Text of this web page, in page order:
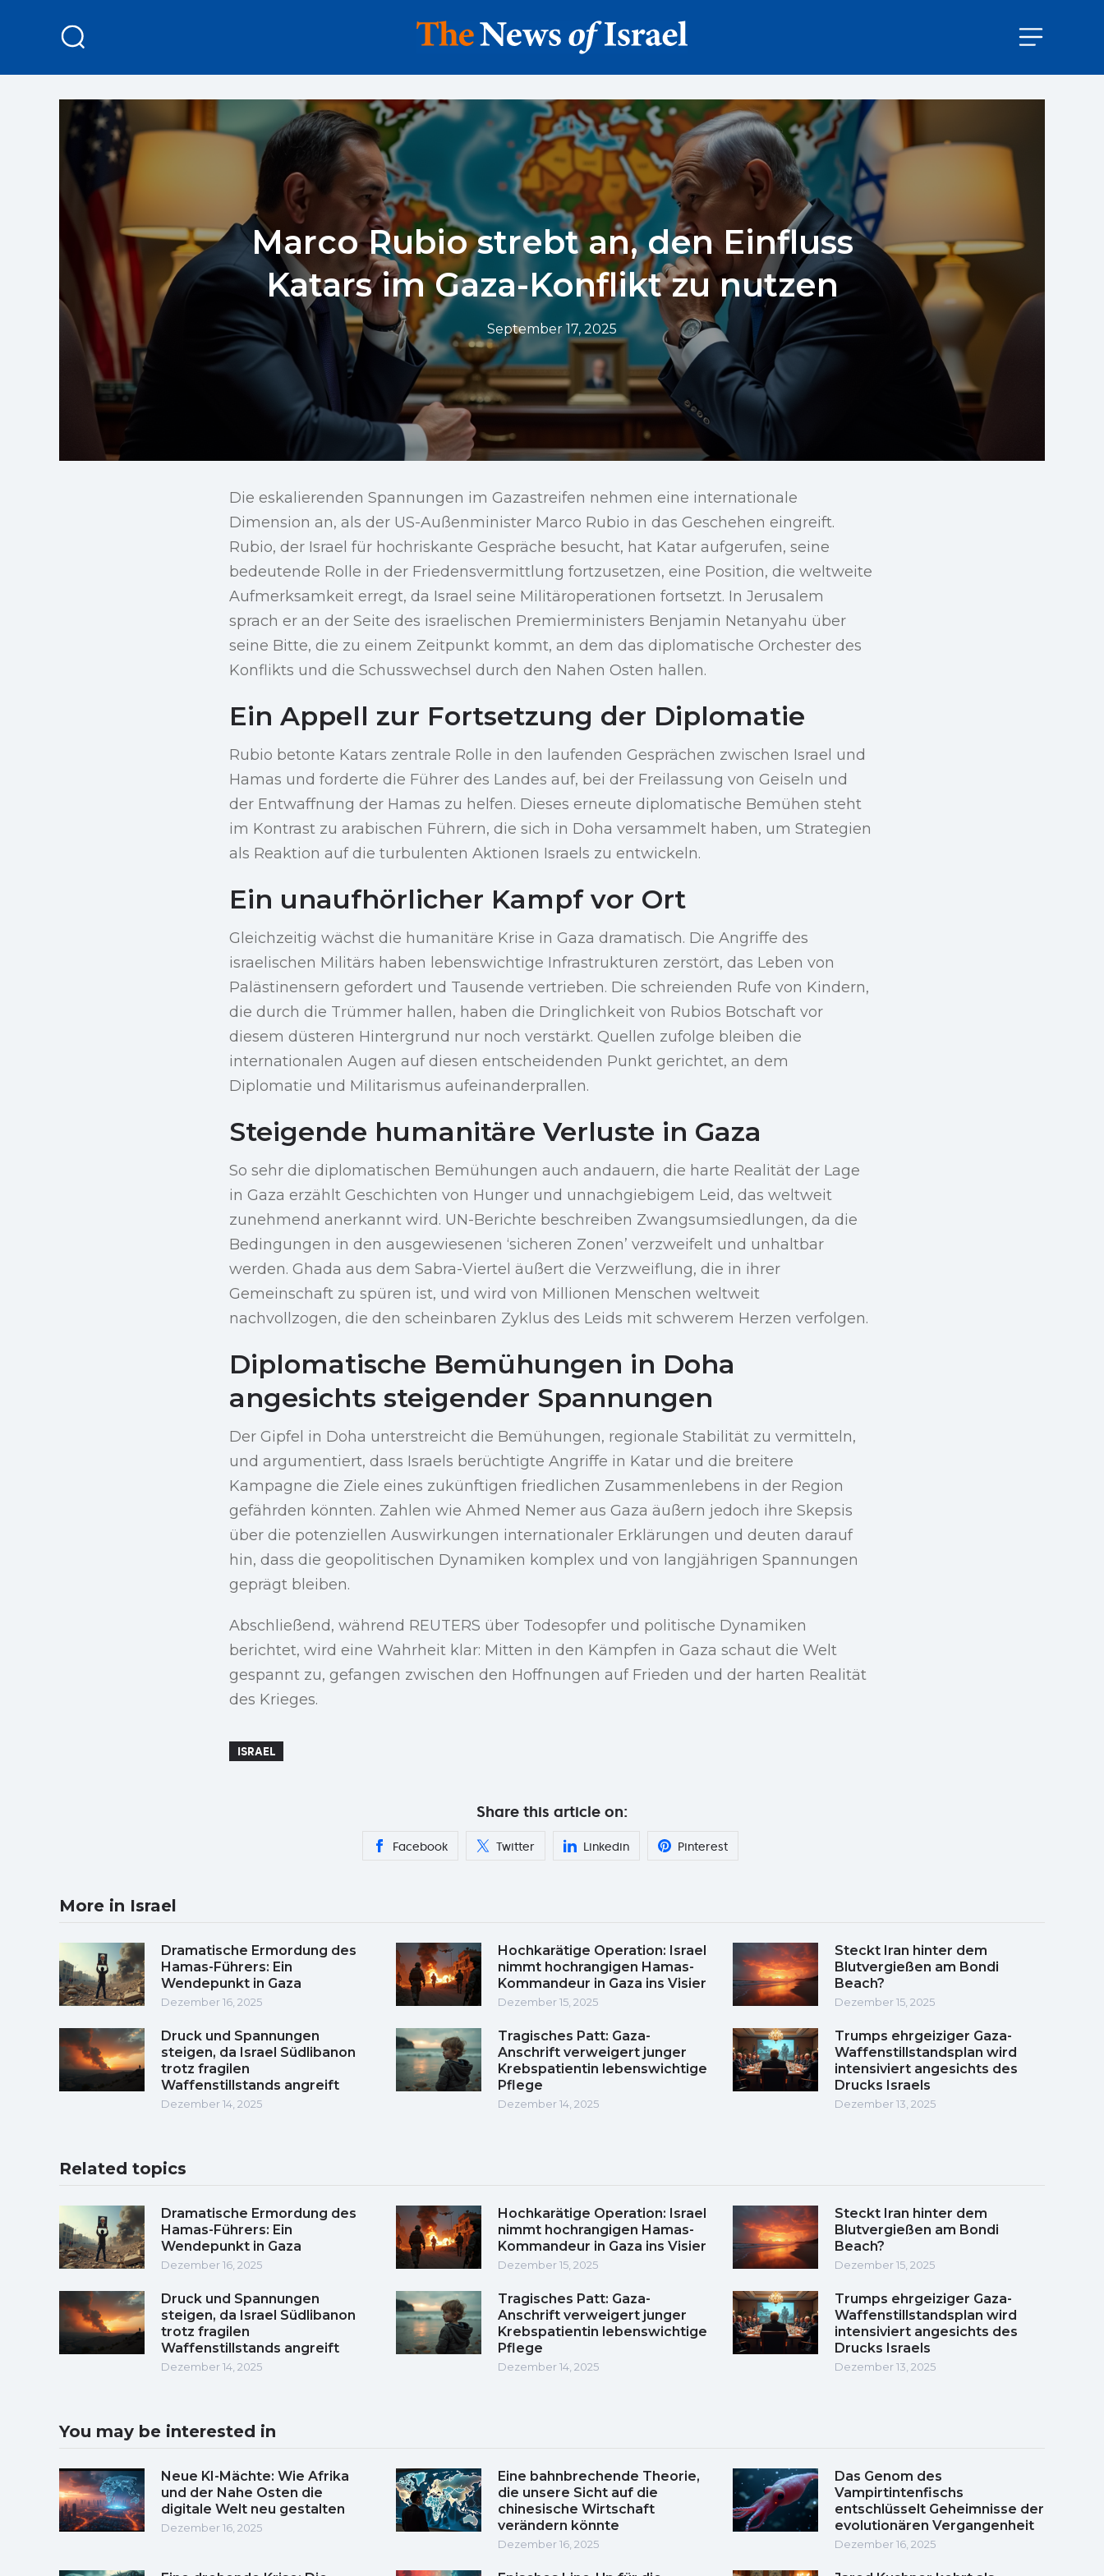
Marco Rubio strebt an, den Einfluss
Katars im Gaza-Konflikt zu nutzen
September 17, 2025
Die eskalierenden Spannungen im Gazastreifen nehmen eine internationale
Dimension an, als der US-Außenminister Marco Rubio in das Geschehen eingreift.
Rubio, der Israel für hochriskante Gespräche besucht, hat Katar aufgerufen, seine
bedeutende Rolle in der Friedensvermittlung fortzusetzen, eine Position, die weltweite
Aufmerksamkeit erregt, da Israel seine Militäroperationen fortsetzt. In Jerusalem
sprach er an der Seite des israelischen Premierministers Benjamin Netanyahu über
seine Bitte, die zu einem Zeitpunkt kommt, an dem das diplomatische Orchester des
Konflikts und die Schusswechsel durch den Nahen Osten hallen.
Ein Appell zur Fortsetzung der Diplomatie
Rubio betonte Katars zentrale Rolle in den laufenden Gesprächen zwischen Israel und
Hamas und forderte die Führer des Landes auf, bei der Freilassung von Geiseln und
der Entwaffnung der Hamas zu helfen. Dieses erneute diplomatische Bemühen steht
im Kontrast zu arabischen Führern, die sich in Doha versammelt haben, um Strategien
als Reaktion auf die turbulenten Aktionen Israels zu entwickeln.
Ein unaufhörlicher Kampf vor Ort
Gleichzeitig wächst die humanitäre Krise in Gaza dramatisch. Die Angriffe des
israelischen Militärs haben lebenswichtige Infrastrukturen zerstört, das Leben von
Palästinensern gefordert und Tausende vertrieben. Die schreienden Rufe von Kindern,
die durch die Trümmer hallen, haben die Dringlichkeit von Rubios Botschaft vor
diesem düsteren Hintergrund nur noch verstärkt. Quellen zufolge bleiben die
internationalen Augen auf diesen entscheidenden Punkt gerichtet, an dem
Diplomatie und Militarismus aufeinanderprallen.
Steigende humanitäre Verluste in Gaza
So sehr die diplomatischen Bemühungen auch andauern, die harte Realität der Lage
in Gaza erzählt Geschichten von Hunger und unnachgiebigem Leid, das weltweit
zunehmend anerkannt wird. UN-Berichte beschreiben Zwangsumsiedlungen, da die
Bedingungen in den ausgewiesenen ‘sicheren Zonen’ verzweifelt und unhaltbar
werden. Ghada aus dem Sabra-Viertel äußert die Verzweiflung, die in ihrer
Gemeinschaft zu spüren ist, und wird von Millionen Menschen weltweit
nachvollzogen, die den scheinbaren Zyklus des Leids mit schwerem Herzen verfolgen.
Diplomatische Bemühungen in Doha
angesichts steigender Spannungen
Der Gipfel in Doha unterstreicht die Bemühungen, regionale Stabilität zu vermitteln,
und argumentiert, dass Israels berüchtigte Angriffe in Katar und die breitere
Kampagne die Ziele eines zukünftigen friedlichen Zusammenlebens in der Region
gefährden könnten. Zahlen wie Ahmed Nemer aus Gaza äußern jedoch ihre Skepsis
über die potenziellen Auswirkungen internationaler Erklärungen und deuten darauf
hin, dass die geopolitischen Dynamiken komplex und von langjährigen Spannungen
geprägt bleiben.
Abschließend, während REUTERS über Todesopfer und politische Dynamiken
berichtet, wird eine Wahrheit klar: Mitten in den Kämpfen in Gaza schaut die Welt
gespannt zu, gefangen zwischen den Hoffnungen auf Frieden und der harten Realität
des Krieges.
ISRAEL
Share this article on:
Facebook Twitter Linkedin Pinterest
More in Israel
Dramatische Ermordung des
Hamas-Führers: Ein
Wendepunkt in Gaza
Dezember 16, 2025
Hochkarätige Operation: Israel
nimmt hochrangigen Hamas-
Kommandeur in Gaza ins Visier
Dezember 15, 2025
Steckt Iran hinter dem
Blutvergießen am Bondi
Beach?
Dezember 15, 2025
Druck und Spannungen
steigen, da Israel Südlibanon
trotz fragilen
Waffenstillstands angreift
Dezember 14, 2025
Tragisches Patt: Gaza-
Anschrift verweigert junger
Krebspatientin lebenswichtige
Pflege
Dezember 14, 2025
Trumps ehrgeiziger Gaza-
Waffenstillstandsplan wird
intensiviert angesichts des
Drucks Israels
Dezember 13, 2025
Related topics
Dramatische Ermordung des
Hamas-Führers: Ein
Wendepunkt in Gaza
Dezember 16, 2025
Hochkarätige Operation: Israel
nimmt hochrangigen Hamas-
Kommandeur in Gaza ins Visier
Dezember 15, 2025
Steckt Iran hinter dem
Blutvergießen am Bondi
Beach?
Dezember 15, 2025
Druck und Spannungen
steigen, da Israel Südlibanon
trotz fragilen
Waffenstillstands angreift
Dezember 14, 2025
Tragisches Patt: Gaza-
Anschrift verweigert junger
Krebspatientin lebenswichtige
Pflege
Dezember 14, 2025
Trumps ehrgeiziger Gaza-
Waffenstillstandsplan wird
intensiviert angesichts des
Drucks Israels
Dezember 13, 2025
You may be interested in
Neue KI-Mächte: Wie Afrika
und der Nahe Osten die
digitale Welt neu gestalten
Dezember 16, 2025
Eine bahnbrechende Theorie,
die unsere Sicht auf die
chinesische Wirtschaft
verändern könnte
Dezember 16, 2025
Das Genom des
Vampirtintenfischs
entschlüsselt Geheimnisse der
evolutionären Vergangenheit
Dezember 16, 2025